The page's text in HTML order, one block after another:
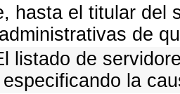
hasta el titular del
de
listado de
la